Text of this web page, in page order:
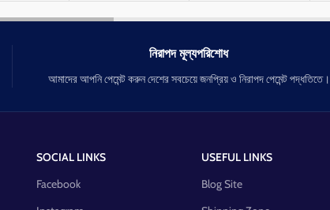
নিরাপদ মূল্যপরিশোধ
আমাদের আপনি পেমেন্ট করুন দেশের সবচেয়ে জনপ্রিয় ও নিরাপদ পেমেন্ট পদ্ধতিতে।
SOCIAL LINKS
Facebook
USEFUL LINKS
Blog Site